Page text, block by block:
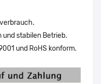
stabilen Betrieb.
und RoHS konform.